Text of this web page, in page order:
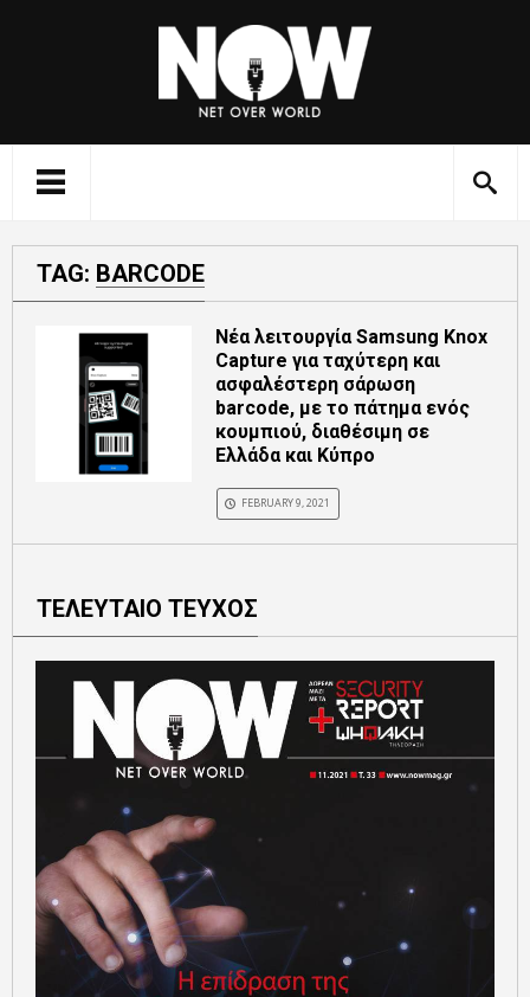
TAG: BARCODE
Νέα λειτουργία Samsung Knox
Capture για ταχύτερη και
ασφαλέστερη σάρωση
barcode, με το πάτημα ενός
κουμπιού, διαθέσιμη σε
Ελλάδα και Κύπρο
FEBRUARY 9, 2021
ΤΕΛΕΥΤΑΙΟ ΤΕΥΧΟΣ